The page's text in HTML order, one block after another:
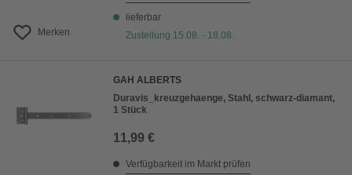
Merken
lieferbar
Zustellung 15.08. - 18.08.
GAH ALBERTS
Duravis_kreuzgehaenge, Stahl, schwarz-diamant,
1 Stück
11,99 €
Verfügbarkeit im Markt prüfen